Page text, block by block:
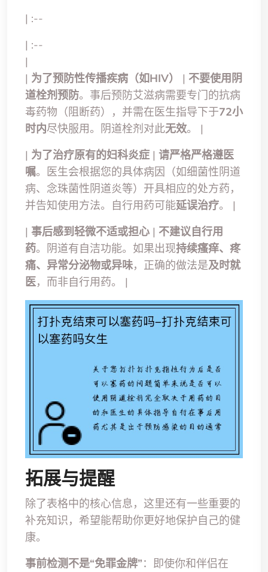
| :--
| :--
|
| 为了预防性传播疾病（如HIV） | 不要使用阴
道栓剂预防。事后预防艾滋病需要专门的抗病
毒药物（阻断药），并需在医生指导下于72小
时内尽快服用。阴道栓剂对此无效。 |
| 为了治疗原有的妇科炎症 | 请严格严格遵医
嘱。医生会根据您的具体病因（如细菌性阴道
病、念珠菌性阴道炎等）开具相应的处方药，
并告知使用方法。自行用药可能延误治疗。 |
| 事后感到轻微不适或担心 | 不建议自行用
药。阴道有自洁功能。如果出现持续瘙痒、疼
痛、异常分泌物或异味，正确的做法是及时就
医，而非自行用药。 |
拓展与提醒
除了表格中的核心信息，这里还有一些重要的
补充知识，希望能帮助你更好地保护自己的健
康。
事前检测不是“免罪金牌”：即使你和伴侣在